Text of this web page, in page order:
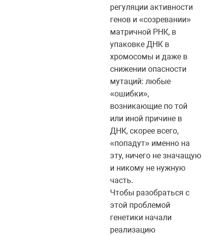
регуляции активности
генов и «созревании»
матричной РНК, в
упаковке ДНК в
хромосомы и даже в
снижении опасности
мутаций: любые
«ошибки»,
возникающие по той
или иной причине в
ДНК, скорее всего,
«попадут» именно на
эту, ничего не значащую
и никому не нужную
часть.
Чтобы разобраться с
этой проблемой
генетики начали
реализацию